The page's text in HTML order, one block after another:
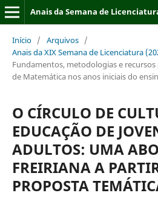
Anais da Semana de
Início / Arquivos /
Anais da XIX Semana de Licenciatura
Fundamentos, metodologias e recursos
de Matemática nos anos iniciais do
O CÍRCULO DE
EDUCAÇÃO DE
ADULTOS: UMA
FREIRIANA A
PROPOSTA